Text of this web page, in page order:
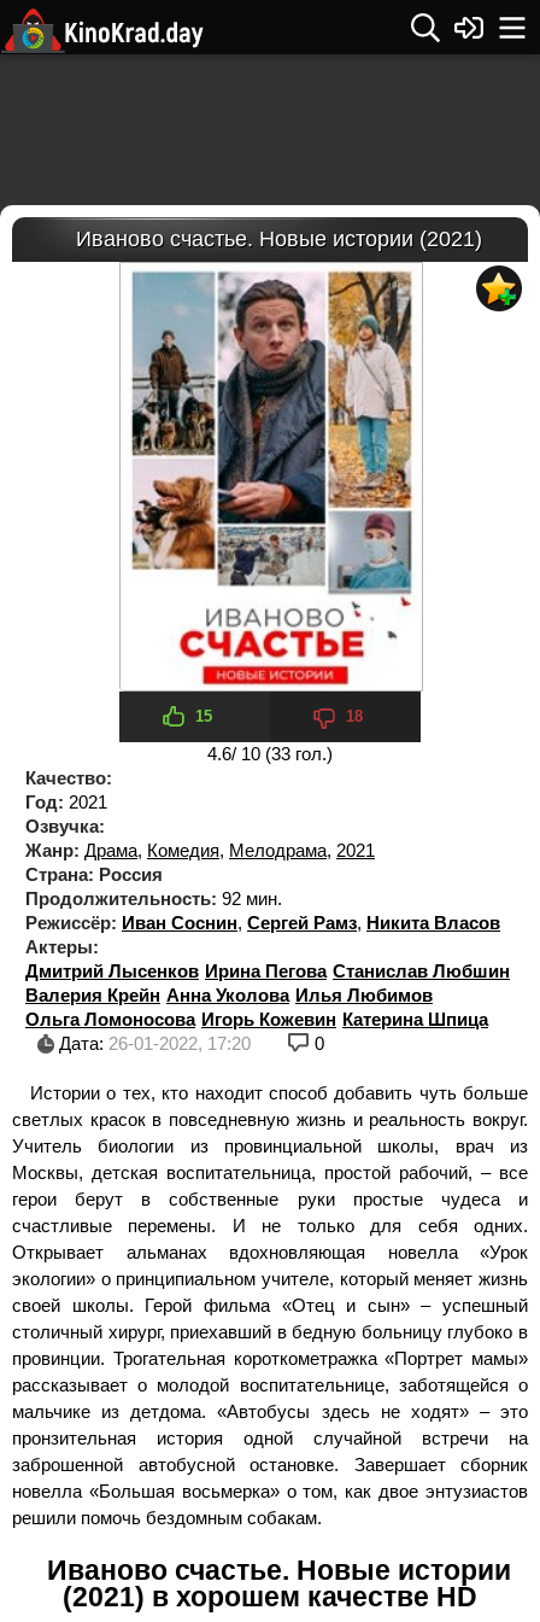
Иваново счастье. Новые истории (2021)
15 18
4.6/ 10 (33 гол.)
Качество:
Год: 2021
Озвучка:
Жанр: Драма, Комедия, Мелодрама, 2021
Страна: Россия
Продолжительность: 92 мин.
Режиссёр: Иван Соснин, Сергей Рамз, Никита Власов
Актеры:
Дмитрий Лысенков Ирина Пегова Станислав Любшин
Валерия Крейн Анна Уколова Илья Любимов
Ольга Ломоносова Игорь Кожевин Катерина Шпица
Дата: 26-01-2022, 17:20 0
Истории о тех, кто находит способ добавить чуть больше
светлых красок в повседневную жизнь и реальность вокруг.
Учитель биологии из провинциальной школы, врач из
Москвы, детская воспитательница, простой рабочий, – все
герои берут в собственные руки простые чудеса и
счастливые перемены. И не только для себя одних.
Открывает альманах вдохновляющая новелла «Урок
экологии» о принципиальном учителе, который меняет жизнь
своей школы. Герой фильма «Отец и сын» – успешный
столичный хирург, приехавший в бедную больницу глубоко в
провинции. Трогательная короткометражка «Портрет мамы»
рассказывает о молодой воспитательнице, заботящейся о
мальчике из детдома. «Автобусы здесь не ходят» – это
пронзительная история одной случайной встречи на
заброшенной автобусной остановке. Завершает сборник
новелла «Большая восьмерка» о том, как двое энтузиастов
решили помочь бездомным собакам.
Иваново счастье. Новые истории
(2021) в хорошем качестве HD